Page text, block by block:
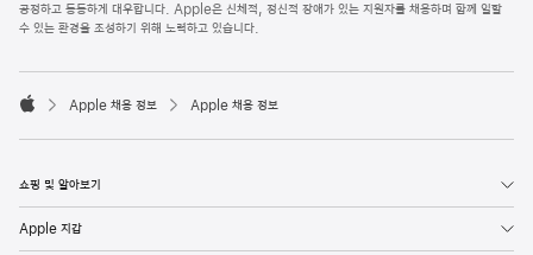
p
l
o
e
공정하고 동등하게 대우합니다. Apple은 신체적, 정신적 장애가 있는 지원자를 채용하며 함께 일할
수 있는 환경을 조성하기 위해 노력하고 있습니다.

p
l
Apple 채용 정보 Apple 채용 정보
쇼핑 및 알아보기
Apple 지갑